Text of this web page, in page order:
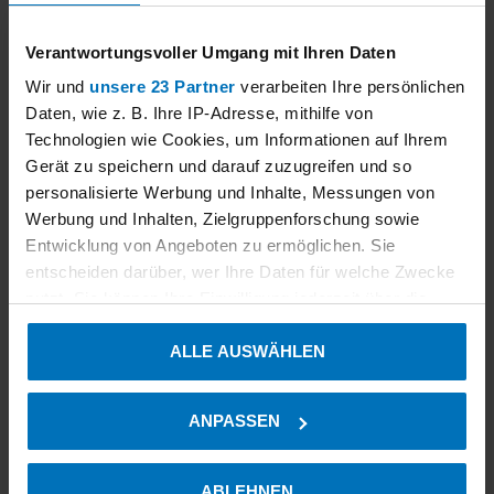
Verantwortungsvoller Umgang mit Ihren Daten
Wir und unsere 23 Partner verarbeiten Ihre persönlichen
Daten, wie z. B. Ihre IP-Adresse, mithilfe von
Technologien wie Cookies, um Informationen auf Ihrem
Gerät zu speichern und darauf zuzugreifen und so
personalisierte Werbung und Inhalte, Messungen von
Werbung und Inhalten, Zielgruppenforschung sowie
Entwicklung von Angeboten zu ermöglichen. Sie
entscheiden darüber, wer Ihre Daten für welche Zwecke
Cookie-Erklärung oder durch Klicken auf das Privacy
Trigger Symbol ändern oder widerrufen
Informationen über Ihre geografische Lage erfassen,
welche bis auf einige Meter genau sein können
Ihr Gerät durch aktives Scannen nach bestimmten
ALLE AUSWÄHLEN
ANPASSEN
T200P NO, NO2, NOx
Thermo Fisher
Scientific
42iQ NO, NO2 , NOx
Modell 42i NO, NO2, NOx
Emission: |CO|NO|NO2|NOx|N2O|SO2|HCl|
NH 3| Hg|TOC